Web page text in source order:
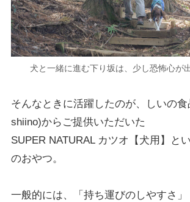
犬と一緒に進む下り坂は、少し恐怖心が
そんなときに活躍したのが、しいの
shiino)からご提供いただいた
SUPER NATURAL カツオ【犬用】と
のおやつ。
一般的には、「持ち運びのしやすさ」